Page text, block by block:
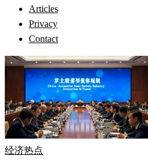
Articles
Privacy
Contact
经济热点